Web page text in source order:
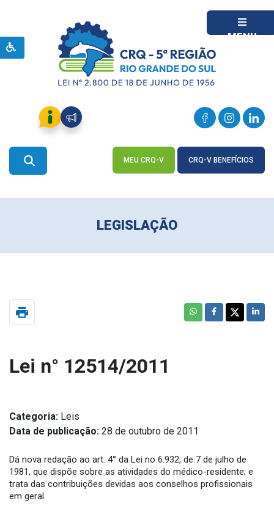
MENU
MEU CRQ-V CRQ-V BENEFÍCIOS
LEGISLAÇÃO
print
Lei n° 12514/2011
Categoria: Leis
Data de publicação: 28 de outubro de 2011
Dá nova redação ao art. 4° da Lei no 6.932, de 7 de julho de
1981, que dispõe sobre as atividades do médico-residente; e
trata das contribuições devidas aos conselhos profissionais
em geral.